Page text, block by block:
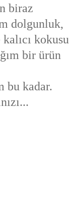
biraz
dolgunluk,
kokusu
bir ürün
bu kadar.